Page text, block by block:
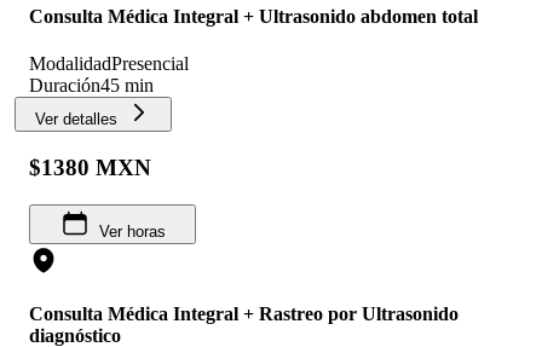
Consulta Médica Integral + Ultrasonido abdomen total
ModalidadPresencial
Duración45 min
Ver detalles
$1380 MXN
Ver horas
Consulta Médica Integral + Rastreo por Ultrasonido
diagnóstico